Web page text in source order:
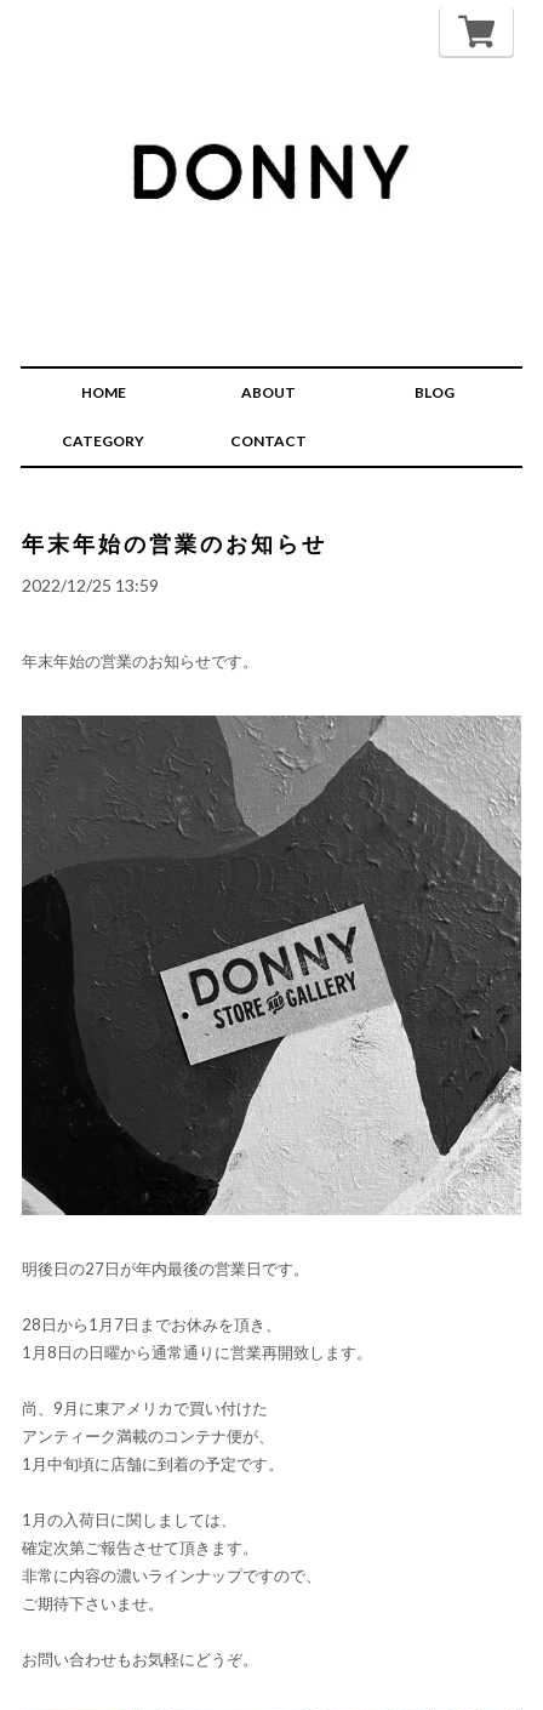
HOME ABOUT BLOG
CATEGORY CONTACT
年末年始の営業のお知らせ
2022/12/25 13:59
年末年始の営業のお知らせです。
明後日の27日が年内最後の営業日です。
28日から1月7日までお休みを頂き、
1月8日の日曜から通常通りに営業再開致します。
尚、9月に東アメリカで買い付けた
アンティーク満載のコンテナ便が、
1月中旬頃に店舗に到着の予定です。
1月の入荷日に関しましては、
確定次第ご報告させて頂きます。
非常に内容の濃いラインナップですので、
ご期待下さいませ。
お問い合わせもお気軽にどうぞ。